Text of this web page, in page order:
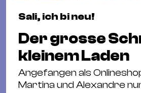
Sali, ich bi neu!
Der grosse
kleinem Laden
Angefangen als
Martina und Alexandre